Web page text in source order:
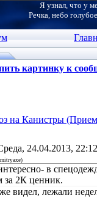
Я узнал, что у
Речка, небо
картинку к
на Канистры
24.04.2013,
)
в
за 2К ценник.
видел, лежали